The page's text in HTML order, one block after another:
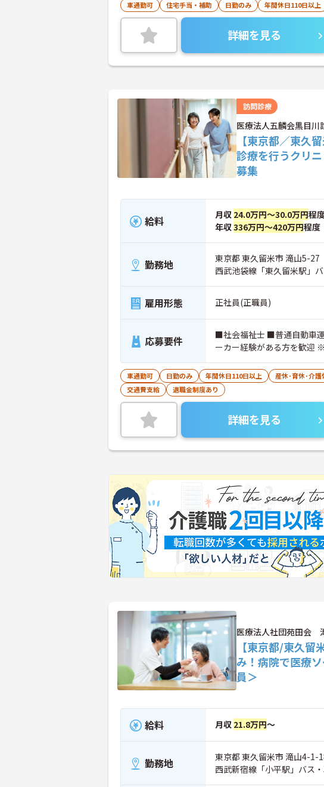
車通勤可 住宅手当・補助 日勤のみ 年間休日110日以上
詳細を見る
訪問診療
医療法人五麟会黒目川
【東京都／東久
診療を行うクリ
募集
給料 月収 24.0万円～30.0万円程
年収336万円～420万円程度
勤務地
東京都 東久留米市 滝山5-27
西武池袋線「東久留米駅」
雇用形態 正社員(正職員)
応募要件
■社会福祉士 ■普通自動車
ーカー経験がある方を歓迎
車通勤可 日勤のみ 年間休日110日以上 産休･育休･介護
交通費支給
退職金制度あり
詳細を見る
医療法人社団苑田会
【東京都/東久
み！病院で医療
員＞
給料 月収 21.8万円～
勤務地
東京都 東久留米市 滝山4-1-
西武新宿線「小平駅」バス